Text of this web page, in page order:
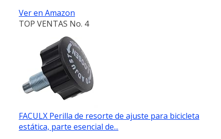
Ver en Amazon
TOP VENTAS No. 4
FACULX Perilla de resorte de ajuste para bicicleta
estática, parte esencial de...